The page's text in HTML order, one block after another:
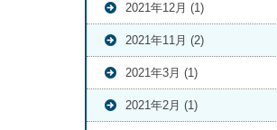
2021年12月 (1)
2021年11月 (2)
2021年3月 (1)
2021年2月 (1)